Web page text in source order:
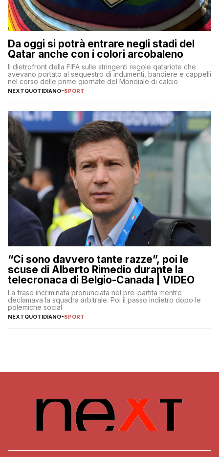
Da oggi si potrà entrare negli stadi del
Qatar anche con i colori arcobaleno
Il dietrofront della FIFA sulle stringenti regole qatariote che
avevano portato al sequestro di indumenti, bandiere e cappelli
nel corso delle prime giornate del Mondiale di calcio
NEXTQUOTIDIANO-SPORT
“Ci sono davvero tante razze”, poi le
scuse di Alberto Rimedio durante la
telecronaca di Belgio-Canada | VIDEO
La frase incriminata pronunciata nel pre-partita mentre
declamava la squadra arbitrale. Poi il passo indietro dopo le
polemiche social
NEXTQUOTIDIANO-SPORT